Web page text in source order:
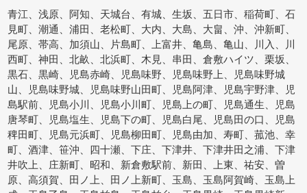
青江、浅原、阿知、天城台、有城、生坂、五日市、稲荷町、石
見町、潮通、浦田、老松町、大内、大島、大畠、沖、沖新町、
尾原、帯高、加須山、片島町、上富井、亀島、亀山、川入、川
西町、神田、北畝、北浜町、木見、串田、倉敷ハイツ、栗坂、
黒石、黒崎、児島赤崎、児島味野、児島味野上、児島味野城
山、児島味野城、児島味野山田町、児島阿津、児島宇野津、児
島駅前、児島小川、児島小川町、児島上の町、児島通生、児島
唐琴町、児島塩生、児島下の町、児島白尾、児島田の口、児島
稗田町、児島元浜町、児島柳田町、児島由加、寿町、菰池、幸
町、酒津、笹沖、四十瀬、下庄、下津井、下津井田之浦、下津
井吹上、庄新町、昭和、新倉敷駅前、新田、上東、祐安、曽
原、高須賀、田ノ上、田ノ上新町、玉島、玉島阿賀崎、玉島上